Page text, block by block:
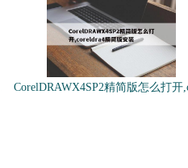
CorelDRAWX4SP2精简版怎么打开